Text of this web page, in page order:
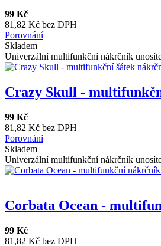
99 Kč
81,82 Kč bez DPH
Porovnání
Skladem
Univerzální multifunkční nákrčník
Crazy Skull -
99 Kč
81,82 Kč bez DPH
Porovnání
Skladem
Univerzální multifunkční nákrčník
Corbata Ocean -
99 Kč
81,82 Kč bez DPH